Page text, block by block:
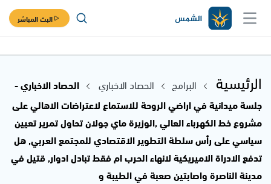
البث المباشر
الرئيسية البرامج الحصاد الاخباري
الحصاد الاخباري -
جلسة ميدانية في اراضي الروحة للاستماع لاعتراضات الاهالي على
مشروع خط الكهرباء العالي ,الوزيرة ماي جولان تحاول تمرير تعيين
سياسي على رأس سلطة التطوير الاقتصادي للمجتمع العربي, هل
تدفع الادراة الاميريكية لانهاء الحرب ام فقط تبادل ادوار, قتيل في
مدينة الناصرة واصابتين صعبة في الطيبة و